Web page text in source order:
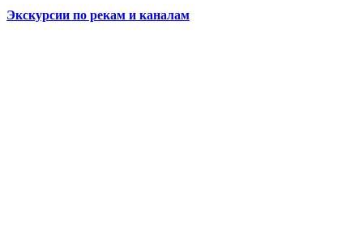
Экскурсии по рекам и каналам